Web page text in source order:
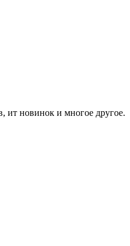
ит новинок и многое другое.